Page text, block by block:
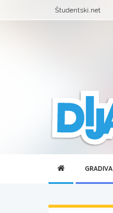
Študentski.net
GRADIVA